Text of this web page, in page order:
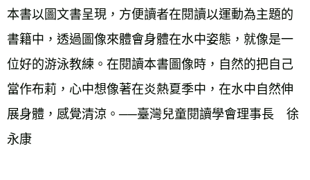
本書以圖文書呈現，方便讀者在閱讀以運動為主題的
書籍中，透過圖像來體會身體在水中姿態，就像是一
位好的游泳教練。在閱讀本書圖像時，自然的把自己
當作布莉，心中想像著在炎熱夏季中，在水中自然伸
展身體，感覺清涼。──臺灣兒童閱讀學會理事長　徐
永康